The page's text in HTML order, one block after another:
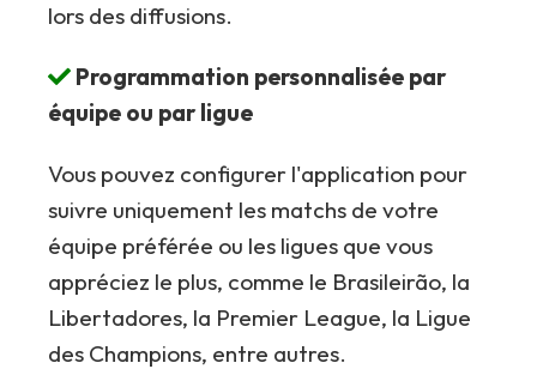
lors des diffusions.
Programmation personnalisée par
équipe ou par ligue
Vous pouvez configurer l'application pour
suivre uniquement les matchs de votre
équipe préférée ou les ligues que vous
appréciez le plus, comme le Brasileirão, la
Libertadores, la Premier League, la Ligue
des Champions, entre autres.